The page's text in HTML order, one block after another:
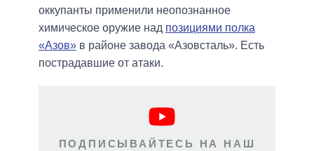
оккупанты применили неопознанное
химическое оружие над позициями полка
«Азов» в районе завода «Азовсталь». Есть
пострадавшие от атаки.
ПОДПИСЫВАЙТЕСЬ НА НАШ